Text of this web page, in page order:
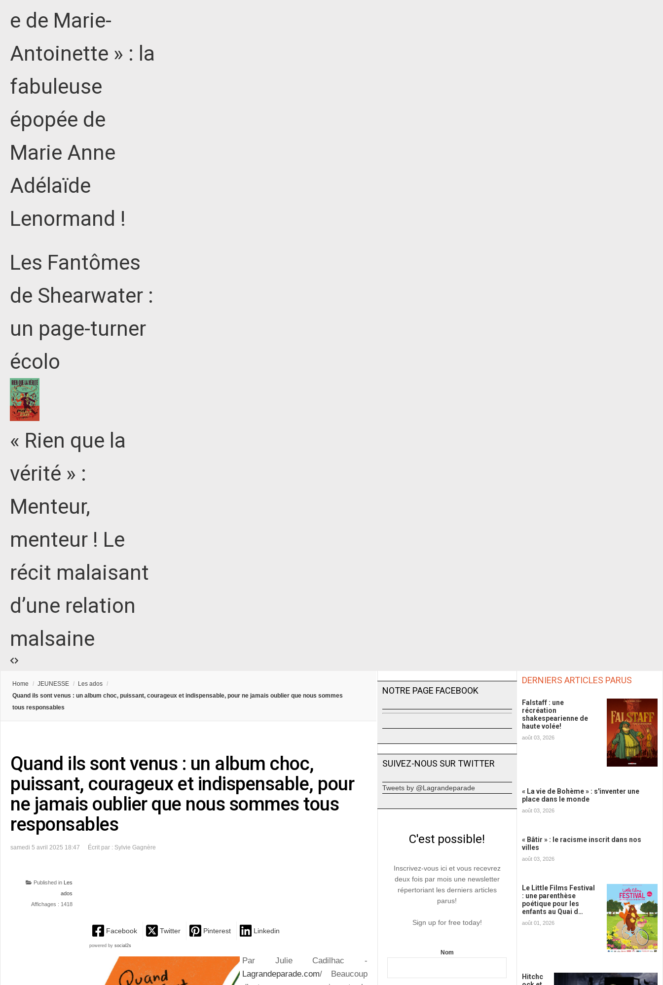
e de Marie-
Antoinette » : la
fabuleuse
épopée de
Marie Anne
Adélaïde
Lenormand !
Les Fantômes
de Shearwater :
un page-turner
écolo
« Rien que la
vérité » :
Menteur,
menteur ! Le
récit malaisant
d’une relation
malsaine
Home / JEUNESSE / Les ados /
Quand ils sont venus : un album choc, puissant, courageux et indispensable, pour ne jamais oublier que nous sommes
tous responsables
Quand ils sont venus : un album choc,
puissant, courageux et indispensable, pour
ne jamais oublier que nous sommes tous
responsables
samedi 5 avril 2025 18:47 Écrit par : Sylvie Gagnère
Published in
Les
ados
Affichages : 1418
Facebook Twitter Pinterest Linkedin
powered by social2s
Par Julie Cadilhac -
Lagrandeparade.com/ Beaucoup
NOTRE PAGE FACEBOOK
SUIVEZ-NOUS SUR TWITTER
Tweets by @Lagrandeparade
C'est possible!
Inscrivez-vous ici et vous recevrez
deux fois par mois une newsletter
répertoriant les derniers articles
parus!
Sign up for free today!
Nom
DERNIERS ARTICLES PARUS
Falstaff : une
récréation
shakespearienne de
haute volée!
août 03, 2026
« La vie de Bohème » : s'inventer une
place dans le monde
août 03, 2026
« Bâtir » : le racisme inscrit dans nos
villes
août 03, 2026
Le Little Films Festival
: une parenthèse
poétique pour les
enfants au Quai d…
août 01, 2026
Hitchc